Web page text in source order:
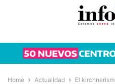
Home Actualidad El